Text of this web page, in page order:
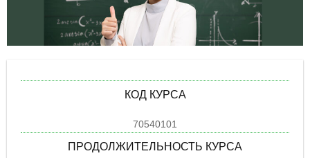
КОД КУРСА
70540101
ПРОДОЛЖИТЕЛЬНОСТЬ КУРСА